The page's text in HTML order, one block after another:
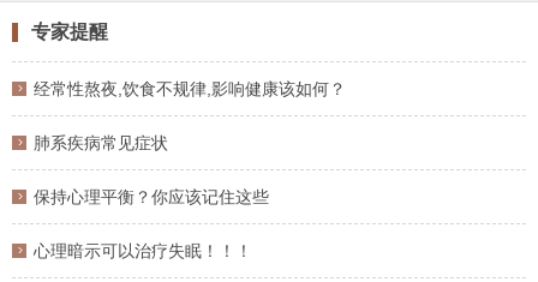
专家提醒
经常性熬夜,饮食不规律,影响健康该如何？
肺系疾病常见症状
保持心理平衡？你应该记住这些
心理暗示可以治疗失眠！！！